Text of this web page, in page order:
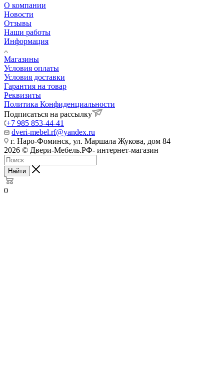
О компании
Новости
Отзывы
Наши работы
Информация
Магазины
Условия оплаты
Условия доставки
Гарантия на товар
Реквизиты
Политика Конфиденциальности
Подписаться на рассылку
+7 985 853-44-41
dveri-mebel.rf@yandex.ru
г. Наро-Фоминск, ул. Маршала Жукова, дом 84
2026 © Двери-Мебель.РФ- интернет-магазин
Найти
0